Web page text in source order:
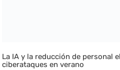
La IA y la reducción de personal
ciberataques en verano